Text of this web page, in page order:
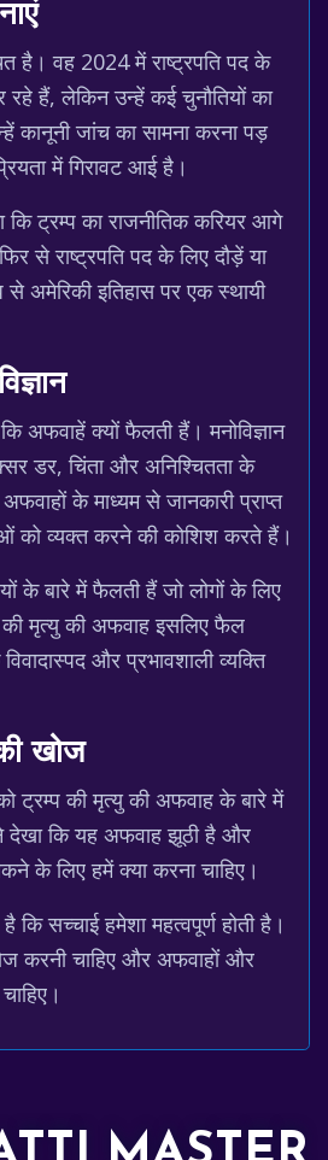
है। वह 2024 में राष्ट्रपति पद के
रहे हैं, लेकिन उन्हें कई चुनौतियों का
कानूनी जांच का सामना करना पड़
में गिरावट आई है।
कि ट्रम्प का राजनीतिक करियर आगे
से राष्ट्रपति पद के लिए दौड़ें या
से अमेरिकी इतिहास पर एक स्थायी
अफवाहें क्यों फैलती हैं। मनोविज्ञान
डर, चिंता और अनिश्चितता के
के माध्यम से जानकारी प्राप्त
को व्यक्त करने की कोशिश करते हैं।
के बारे में फैलती हैं जो लोगों के लिए
की मृत्यु की अफवाह इसलिए फैल
और प्रभावशाली व्यक्ति
खोज
ट्रम्प की मृत्यु की अफवाह के बारे में
देखा कि यह अफवाह झूठी है और
के लिए हमें क्या करना चाहिए।
कि सच्चाई हमेशा महत्वपूर्ण होती है।
करनी चाहिए और अफवाहों और